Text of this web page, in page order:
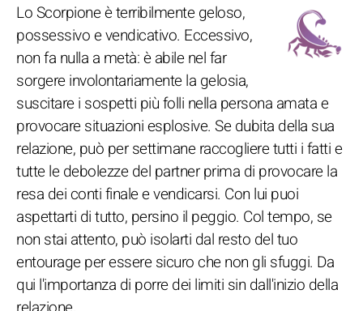
Lo Scorpione è terribilmente geloso,
possessivo e vendicativo. Eccessivo,
non fa nulla a metà: è abile nel far
sorgere involontariamente la gelosia,
suscitare i sospetti più folli nella persona amata e
provocare situazioni esplosive. Se dubita della sua
relazione, può per settimane raccogliere tutti i fatti e
tutte le debolezze del partner prima di provocare la
resa dei conti finale e vendicarsi. Con lui puoi
aspettarti di tutto, persino il peggio. Col tempo, se
non stai attento, può isolarti dal resto del tuo
entourage per essere sicuro che non gli sfuggi. Da
qui l'importanza di porre dei limiti sin dall'inizio della